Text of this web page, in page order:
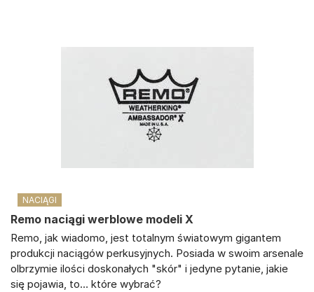
NACIĄGI
Remo naciągi werblowe modeli X
Remo, jak wiadomo, jest totalnym światowym gigantem
produkcji naciągów perkusyjnych. Posiada w swoim arsenale
olbrzymie ilości doskonałych "skór" i jedyne pytanie, jakie
się pojawia, to… które wybrać?